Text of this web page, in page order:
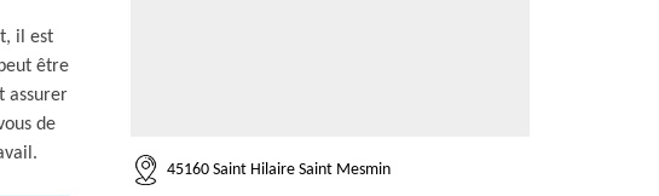
il est
être
assurer
de
45160 Saint Hilaire Saint Mesmin